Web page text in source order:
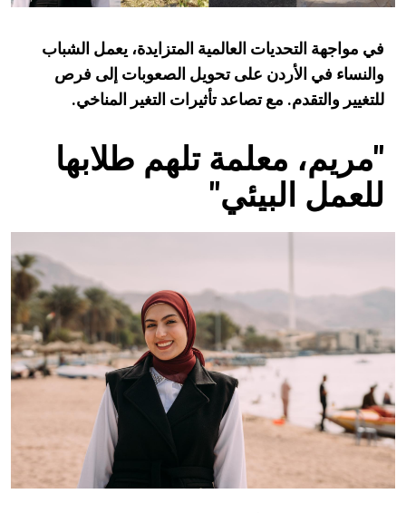
في مواجهة التحديات العالمية المتزايدة، يعمل الشباب
والنساء في الأردن على تحويل الصعوبات إلى فرص
للتغيير والتقدم. مع تصاعد تأثيرات التغير المناخي.
"مريم، معلمة تلهم طلابها
للعمل البيئي"